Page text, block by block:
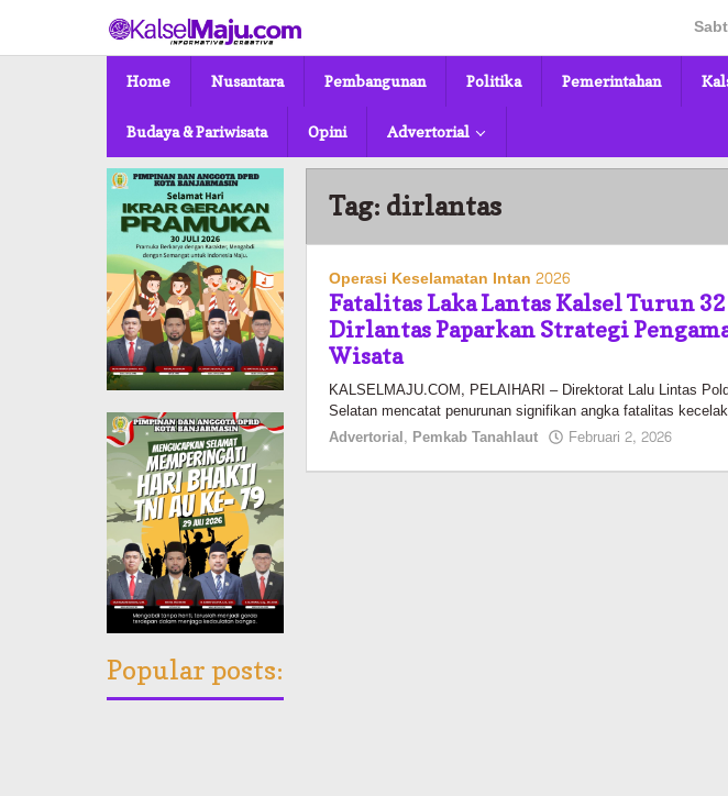
konten
Home Nusantara Pembangunan Politika Pemerintahan
Budaya & Pariwisata Opini Advertorial
Popular posts:
Tag: dirlantas
Operasi Keselamatan Intan 2026
Fatalitas Laka Lantas Kalsel Turun
Dirlantas Paparkan Strategi
Wisata
KALSELMAJU.COM, PELAIHARI – Direktorat Lalu Lintas
Selatan mencatat penurunan signifikan angka fatalitas
Advertorial, Pemkab Tanahlaut Februari 2, 2026